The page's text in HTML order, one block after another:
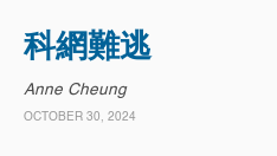
Opportunities
Projects
Contact Us
科網難逃
Anne Cheung
OCTOBER 30, 2024